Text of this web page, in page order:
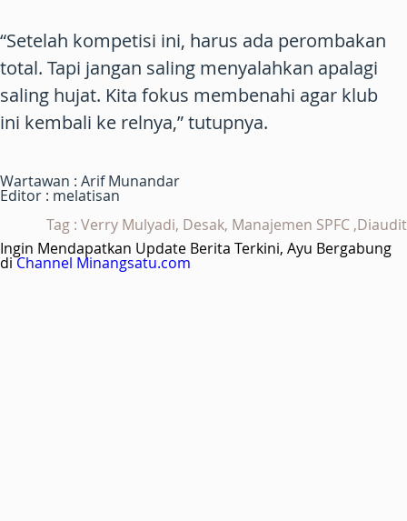
“Setelah kompetisi ini, harus ada perombakan
total. Tapi jangan saling menyalahkan apalagi
saling hujat. Kita fokus membenahi agar klub
ini kembali ke relnya,” tutupnya.
Wartawan : Arif Munandar
Editor : melatisan
Tag : Verry Mulyadi, Desak, Manajemen SPFC ,Diaudit
Ingin Mendapatkan Update Berita Terkini, Ayu Bergabung
diChannel Minangsatu.com